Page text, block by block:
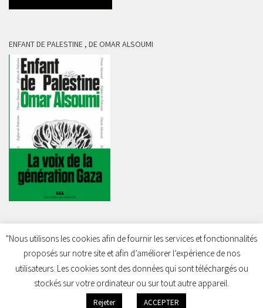
ENFANT DE PALESTINE , DE OMAR ALSOUMI
Charleroi Pour la Palestine © 2026. Tous droits réservés.
"Nous utilisons les cookies afin de fournir les services et fonctionnalités
proposés sur notre site et afin d’améliorer l’expérience de nos
utilisateurs. Les cookies sont des données qui sont téléchargés ou
stockés sur votre ordinateur ou sur tout autre appareil.
Rejeter ACCEPTER